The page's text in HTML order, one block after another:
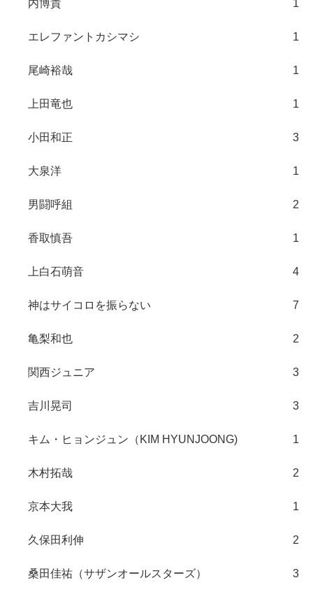
内博貴 1
エレファントカシマシ 1
尾崎裕哉 1
上田竜也 1
小田和正 3
大泉洋 1
男闘呼組 2
香取慎吾 1
上白石萌音 4
神はサイコロを振らない 7
亀梨和也 2
関西ジュニア 3
吉川晃司 3
キム・ヒョンジュン（KIM HYUNJOONG) 1
木村拓哉 2
京本大我 1
久保田利伸 2
桑田佳祐（サザンオールスターズ） 3